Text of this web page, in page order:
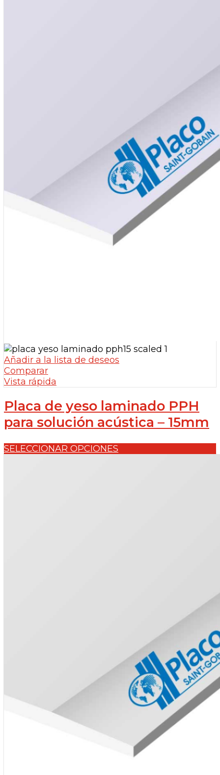
Añadir a la lista de deseos
Comparar
Vista rápida
Placa de yeso laminado PPH
para solución acústica – 15mm
SELECCIONAR OPCIONES